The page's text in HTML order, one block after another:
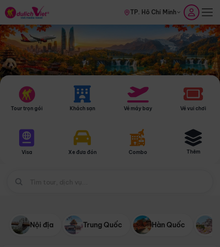
TP. Hồ Chí Minh
Tour trọn gói Khách sạn Vé máy bay Vé vui chơi
Visa Xe đưa đón Combo Thêm
Nội địa Trung Quốc Hàn Quốc